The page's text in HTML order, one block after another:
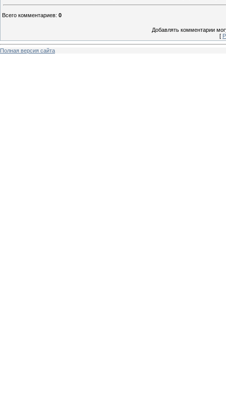
Всего комментариев: 0
Добавлять комментарии
[
Полная версия сайта